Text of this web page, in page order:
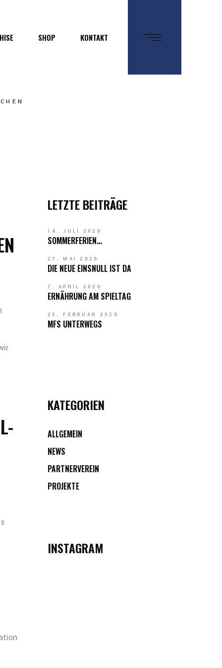
SHOP KONTAKT
LETZTE BEITRÄGE
14. JULI 2026
SOMMERFERIEN…
27. MAI 2026
DIE NEUE EINSNULL IST DA
7. APRIL 2026
ERNÄHRUNG AM SPIELTAG
25. FEBRUAR 2026
MFS UNTERWEGS
KATEGORIEN
ALLGEMEIN
NEWS
PARTNERVEREIN
PROJEKTE
INSTAGRAM